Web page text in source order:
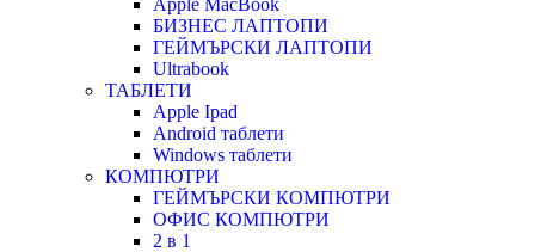
Apple MacBook
БИЗНЕС ЛАПТОПИ
ГЕЙМЪРСКИ ЛАПТОПИ
Ultrabook
ТАБЛЕТИ
Apple Ipad
Android таблети
Windows таблети
КОМПЮТРИ
ГЕЙМЪРСКИ КОМПЮТРИ
ОФИС КОМПЮТРИ
2 в 1